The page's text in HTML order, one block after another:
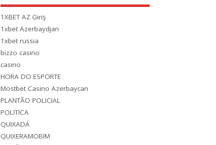
1XBET AZ Giriş
1xbet Azerbaydjan
1xbet russia
bizzo casino
casino
HORA DO ESPORTE
Mostbet Casino Azerbaycan
PLANTÃO POLICIAL
POLITICA
QUIXADÁ
QUIXERAMOBIM